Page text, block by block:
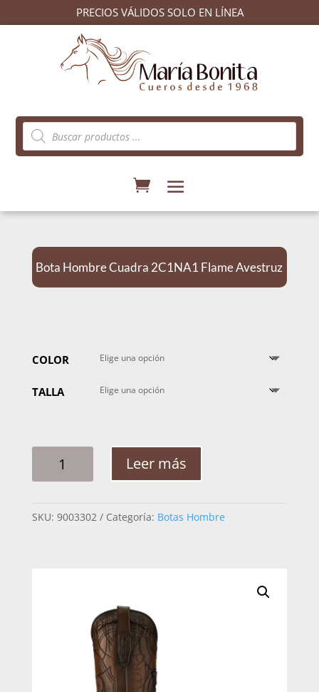
PRECIOS VÁLIDOS SOLO EN LÍNEA
Búsqueda
de
productos
Bota Hombre Cuadra 2C1NA1 Flame Avestruz
COLOR
TALLA
HOMBRE
FLAME
Leer más
SKU: 9003302 Categoría: Botas Hombre